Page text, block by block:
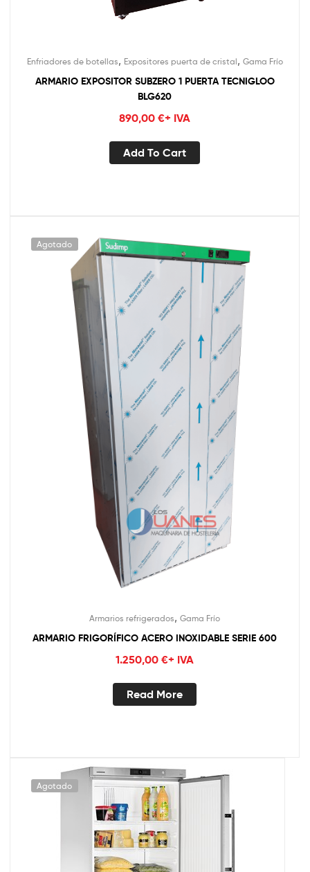
Enfriadores de botellas, Expositores puerta de cristal, Gama Frío
ARMARIO EXPOSITOR SUBZERO 1 PUERTA TECNIGLOO
BLG620
890,00 €+ IVA
Add To Cart
Agotado
Armarios refrigerados, Gama Frío
ARMARIO FRIGORÍFICO ACERO INOXIDABLE SERIE 600
1.250,00 €+ IVA
Read More
Agotado